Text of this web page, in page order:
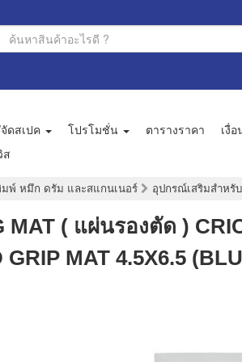
ดสเปค โปรโมชั่น ตารางราคา เงื่
ส
มพ์ หมึก ดรัม และสแกนเนอร์ อุปกรณ์เสริมสำหรั
MAT ( แผ่นรองตัด )
MAT 4.5X6.5